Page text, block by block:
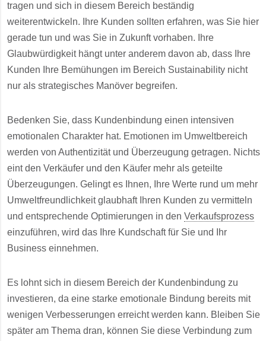
tragen und sich in diesem Bereich beständig
weiterentwickeln. Ihre Kunden sollten erfahren, was Sie hier
gerade tun und was Sie in Zukunft vorhaben. Ihre
Glaubwürdigkeit hängt unter anderem davon ab, dass Ihre
Kunden Ihre Bemühungen im Bereich Sustainability nicht
nur als strategisches Manöver begreifen.
Bedenken Sie, dass Kundenbindung einen intensiven
emotionalen Charakter hat. Emotionen im Umweltbereich
werden von Authentizität und Überzeugung getragen. Nichts
eint den Verkäufer und den Käufer mehr als geteilte
Überzeugungen. Gelingt es Ihnen, Ihre Werte rund um mehr
Umweltfreundlichkeit glaubhaft Ihren Kunden zu vermitteln
und entsprechende Optimierungen in den Verkaufsprozess
einzuführen, wird das Ihre Kundschaft für Sie und Ihr
Business einnehmen.
Es lohnt sich in diesem Bereich der Kundenbindung zu
investieren, da eine starke emotionale Bindung bereits mit
wenigen Verbesserungen erreicht werden kann. Bleiben Sie
später am Thema dran, können Sie diese Verbindung zum